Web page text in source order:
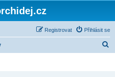
Přihlásit se
Registrovat